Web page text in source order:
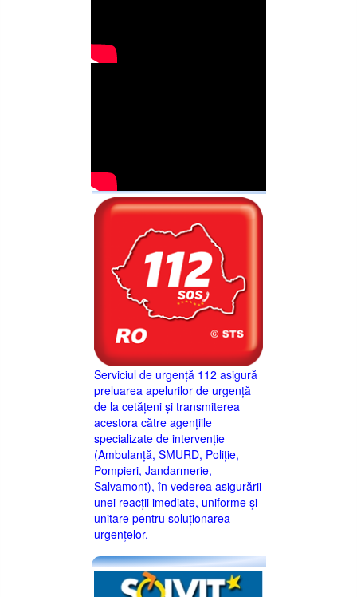
Serviciul de urgență 112 asigură
preluarea apelurilor de urgență
de la cetățeni și transmiterea
acestora către agențiile
specializate de intervenție
(Ambulanță, SMURD, Poliție,
Pompieri, Jandarmerie,
Salvamont), în vederea asigurării
unei reacții imediate, uniforme și
unitare pentru soluționarea
urgențelor.